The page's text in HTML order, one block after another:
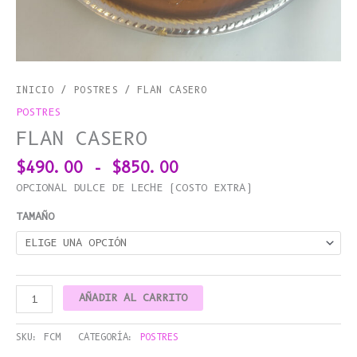
INICIO / POSTRES / FLAN CASERO
POSTRES
FLAN CASERO
$490.00 - $850.00
OPCIONAL DULCE DE LECHE (COSTO EXTRA)
TAMAÑO
AÑADIR AL CARRITO
SKU: FCM CATEGORÍA: POSTRES